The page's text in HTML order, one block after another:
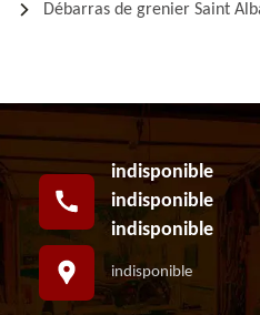
Débarras de grenier Saint
indisponible
indisponible
indisponible
indisponible